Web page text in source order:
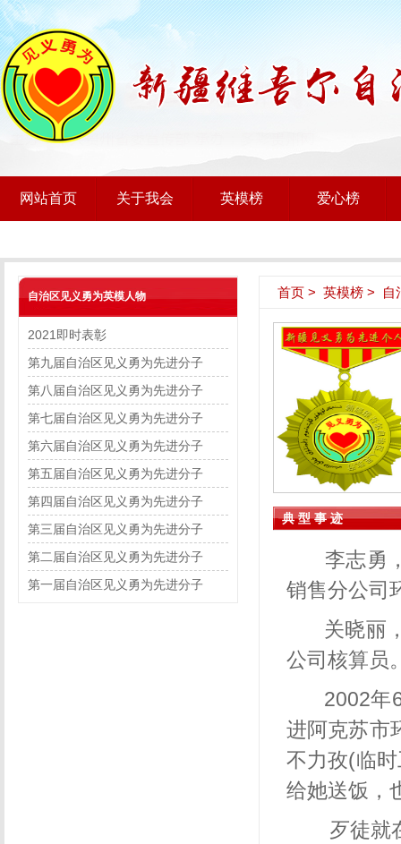
网站首页 关于我会 英模榜 爱心榜
自治区见义勇为英模人物
2021即时表彰
第九届自治区见义勇为先进分子
第八届自治区见义勇为先进分子
第七届自治区见义勇为先进分子
第六届自治区见义勇为先进分子
第五届自治区见义勇为先进分子
第四届自治区见义勇为先进分子
第三届自治区见义勇为先进分子
第二届自治区见义勇为先进分子
第一届自治区见义勇为先进分子
首页 > 英模榜 > 自
典 型 事 迹
李志勇
销售分公司
关晓丽
公司核算员
2002年
进阿克苏市
不力孜(临
给她送饭，
歹徒就